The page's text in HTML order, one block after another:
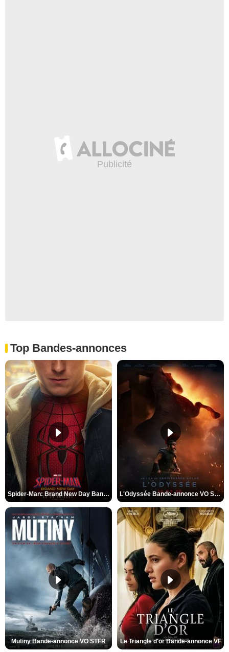
Top Bandes-annonces
Spider-Man: Brand New Day Bande-annonce VO STFR L'Odyssée Bande-annonce VO STFR
Mutiny Bande-annonce VO STFR Le Triangle d'or Bande-annonce VF